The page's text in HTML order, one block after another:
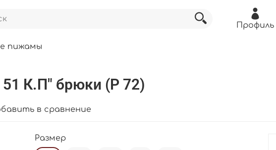
Профиль
пижамы
К.П" брюки (Р 72)
в сравнение
Размер